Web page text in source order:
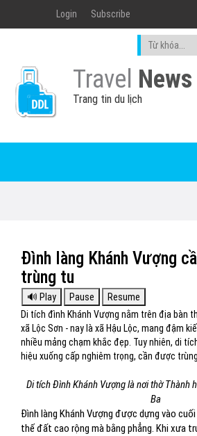
Login Subscribe
Travel News
Trang tin du lịch
Đình làng Khánh Vượng
trùng tu
Di tích đình Khánh Vượng nằm trên địa bàn
xã Lộc Sơn - nay là xã Hậu Lộc, mang đậm
nhiều mảng chạm khắc đẹp. Tuy nhiên, di
hiệu xuống cấp nghiêm trọng, cần được
Di tích Đình Khánh Vượng là nơi thờ Thành
Ba
Đình làng Khánh Vượng được dựng vào
thế đất cao rộng mà bằng phẳng. Khi xưa